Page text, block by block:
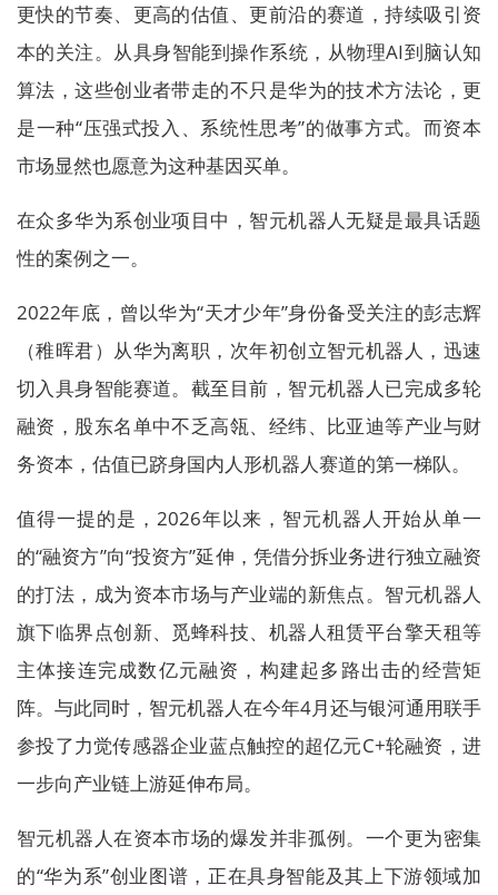
更快的节奏、更高的估值、更前沿的赛道，持续吸引资
本的关注。从具身智能到操作系统，从物理AI到脑认知
算法，这些创业者带走的不只是华为的技术方法论，更
是一种“压强式投入、系统性思考”的做事方式。而资本
市场显然也愿意为这种基因买单。
在众多华为系创业项目中，智元机器人无疑是最具话题
性的案例之一。
2022年底，曾以华为“天才少年”身份备受关注的彭志辉
（稚晖君）从华为离职，次年初创立智元机器人，迅速
切入具身智能赛道。截至目前，智元机器人已完成多轮
融资，股东名单中不乏高瓴、经纬、比亚迪等产业与财
务资本，估值已跻身国内人形机器人赛道的第一梯队。
值得一提的是，2026年以来，智元机器人开始从单一
的“融资方”向“投资方”延伸，凭借分拆业务进行独立融资
的打法，成为资本市场与产业端的新焦点。智元机器人
旗下临界点创新、觅蜂科技、机器人租赁平台擎天租等
主体接连完成数亿元融资，构建起多路出击的经营矩
阵。与此同时，智元机器人在今年4月还与银河通用联手
参投了力觉传感器企业蓝点触控的超亿元C+轮融资，进
一步向产业链上游延伸布局。
智元机器人在资本市场的爆发并非孤例。一个更为密集
的“华为系”创业图谱，正在具身智能及其上下游领域加